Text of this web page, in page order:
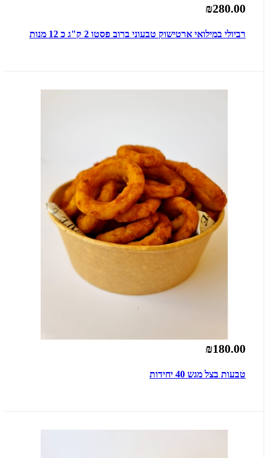
₪280.00
רביולי במילואי ארטישוק טבעוני ברוב פסטו 2 ק"ג כ 12 מנות
₪180.00
טבעות בצל מגש 40 יחידות